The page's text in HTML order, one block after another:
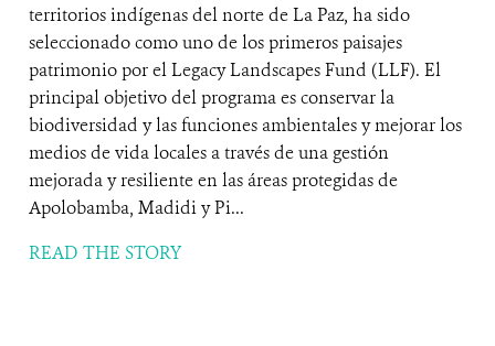
territorios indígenas del norte de La Paz, ha sido
seleccionado como uno de los primeros paisajes
patrimonio por el Legacy Landscapes Fund (LLF). El
principal objetivo del programa es conservar la
biodiversidad y las funciones ambientales y mejorar los
medios de vida locales a través de una gestión
mejorada y resiliente en las áreas protegidas de
Apolobamba, Madidi y Pi...
READ THE STORY